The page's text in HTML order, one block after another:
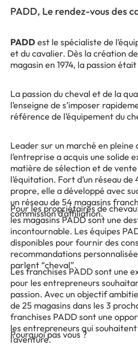
PADD, Le rendez-vous des
PADD est le spécialiste de
et du cavalier. Dès la création
magasin en 1974, la passion
La passion du cheval et de la
l’enseigne de s’imposer
référence de l’équipement du
Leader sur un marché en pleine
l’entreprise a acquis une solide
matière de sélection et de vente
l’équitation. Fort d’un réseau de
propre, elle a développé avec
un réseau de 54 magasins
commission d’affiliation.
Pour les propriétaires de
les magasins PADD sont une
incontournable. Les équipes
disponibles pour fournir des
recommandations
parlent “cheval”.
Les franchises PADD sont une
pour les entrepreneurs
passion. Avec un objectif
de 25 magasins dans les 3
franchises PADD sont une
les entrepreneurs qui
l’aventure.
Pourquoi pas vous ?